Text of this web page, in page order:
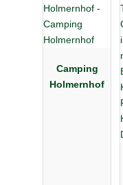
Camping
Holmernhof